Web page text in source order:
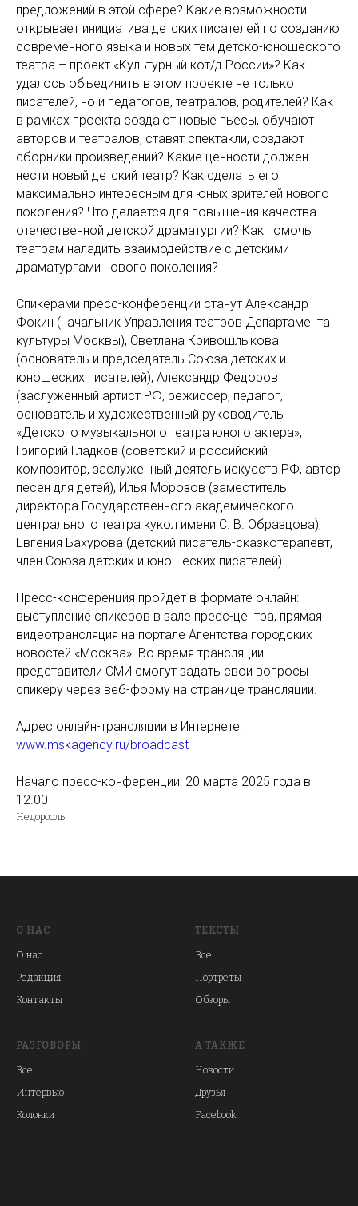
предложений в этой сфере? Какие возможности
открывает инициатива детских писателей по созданию
современного языка и новых тем детско-юношеского
театра – проект «Культурный кот/д России»? Как
удалось объединить в этом проекте не только
писателей, но и педагогов, театралов, родителей? Как
в рамках проекта создают новые пьесы, обучают
авторов и театралов, ставят спектакли, создают
сборники произведений? Какие ценности должен
нести новый детский театр? Как сделать его
максимально интересным для юных зрителей нового
поколения? Что делается для повышения качества
отечественной детской драматургии? Как помочь
театрам наладить взаимодействие с детскими
драматургами нового поколения?
Спикерами пресс-конференции станут Александр
Фокин (начальник Управления театров Департамента
культуры Москвы), Светлана Кривошлыкова
(основатель и председатель Союза детских и
юношеских писателей), Александр Федоров
(заслуженный артист РФ, режиссер, педагог,
основатель и художественный руководитель
«Детского музыкального театра юного актера»,
Григорий Гладков (советский и российский
композитор, заслуженный деятель искусств РФ, автор
песен для детей), Илья Морозов (заместитель
директора Государственного академического
центрального театра кукол имени С. В. Образцова),
Евгения Бахурова (детский писатель-сказкотерапевт,
член Союза детских и юношеских писателей).
Пресс-конференция пройдет в формате онлайн:
выступление спикеров в зале пресс-центра, прямая
видеотрансляция на портале Агентства городских
новостей «Москва». Во время трансляции
представители СМИ смогут задать свои вопросы
спикеру через веб-форму на странице трансляции.
Адрес онлайн-трансляции в Интернете:
www.mskagency.ru/broadcast
Начало пресс-конференции: 20 марта 2025 года в
12.00
Недоросль
О НАС
О нас
Редакция
Контакты
ТЕКСТЫ
Все
Портреты
Обзоры
РАЗГОВОРЫ
Все
Интервью
Колонки
А ТАКЖЕ
Новости
Друзья
Facebook